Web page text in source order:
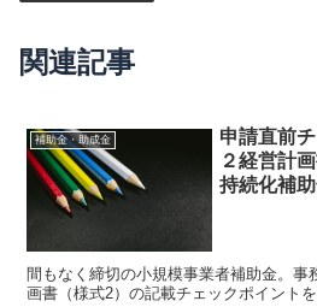
関連記事
補助金・助成金
申請直前
２経営計
持続化補
間もなく締切の小規模事業者補助金。事
画書（様式2）の記載チェックポイントを